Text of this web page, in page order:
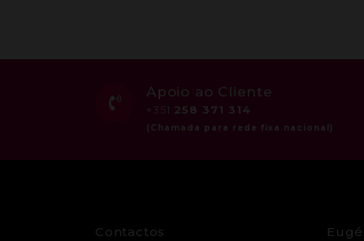
Apoio ao Cliente
+351 258 371 314
Contactos